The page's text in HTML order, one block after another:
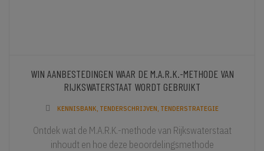
WIN AANBESTEDINGEN WAAR DE M.A.R.K.-METHODE VAN
RIJKSWATERSTAAT WORDT GEBRUIKT
KENNISBANK TENDERSCHRIJVEN TENDERSTRATEGIE
Ontdek wat de M.A.R.K.-methode van Rijkswaterstaat
inhoudt en hoe deze beoordelingsmethode